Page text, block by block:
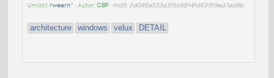
Umístil:rwearn^ • Autor:CBF• md5: 2d046a533a3f5c6814fd63159ed7ad9b
architecture windows velux DETAIL